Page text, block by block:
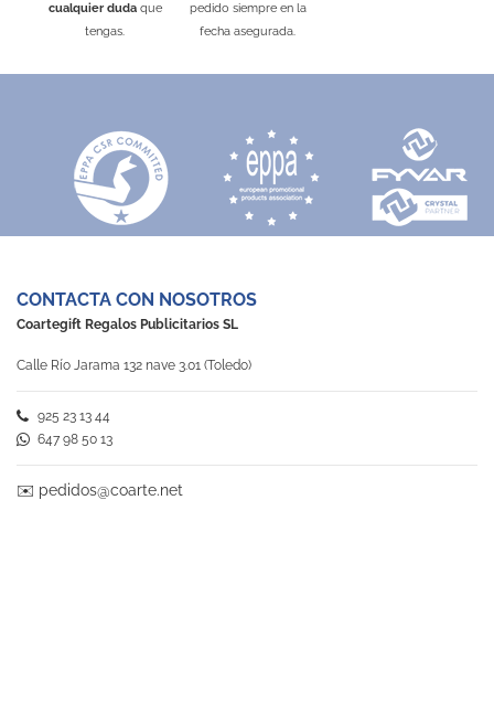
cualquier dudaque
tengas.
pedido siempre en la
fecha asegurada.
CONTACTA CON NOSOTROS
Coartegift Regalos Publicitarios SL
Calle Río Jarama 132 nave 3.01 (Toledo)
925 23 13 44
647 98 50 13
✉️ pedidos@coarte.net